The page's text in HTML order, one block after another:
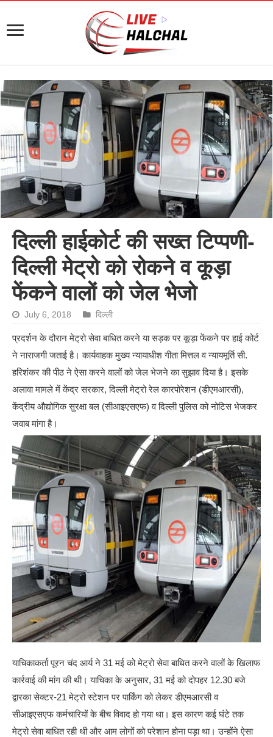
दिल्ली हाईकोर्ट की सख्त टिप्पणी-
दिल्ली मेट्रो को रोकने व कूड़ा
फेंकने वालों को जेल भेजो
July 6, 2018 दिल्ली
प्रदर्शन के दौरान मेट्रो सेवा बाधित करने या सड़क पर कूड़ा फेंकने पर हाई कोर्ट
ने नाराजगी जताई है। कार्यवाहक मुख्य न्यायाधीश गीता मित्तल व न्यायमूर्ति सी.
हरिशंकर की पीठ ने ऐसा करने वालों को जेल भेजने का सुझाव दिया है। इसके
अलावा मामले में केंद्र सरकार, दिल्ली मेट्रो रेल कारपोरेशन (डीएमआरसी),
केंद्रीय औद्योगिक सुरक्षा बल (सीआइएसएफ) व दिल्ली पुलिस को नोटिस भेजकर
जवाब मांगा है।
याचिकाकर्ता पूरन चंद आर्य ने 31 मई को मेट्रो सेवा बाधित करने वालों के खिलाफ
कार्रवाई की मांग की थी। याचिका के अनुसार, 31 मई को दोपहर 12.30 बजे
द्वारका सेक्टर-21 मेट्रो स्टेशन पर पार्किंग को लेकर डीएमआरसी व
सीआइएसएफ कर्मचारियों के बीच विवाद हो गया था। इस कारण कई घंटे तक
मेट्रो सेवा बाधित रही थी और आम लोगों को परेशान होना पड़ा था। उन्होंने ऐसा